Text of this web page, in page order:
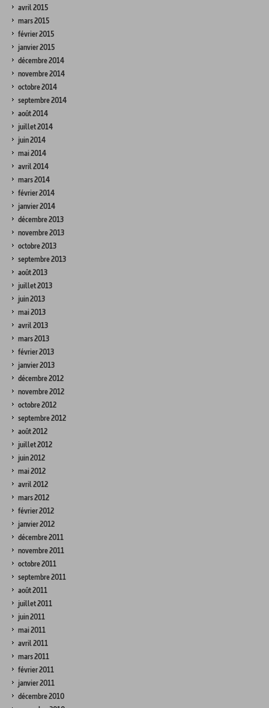
avril 2015
mars 2015
février 2015
janvier 2015
décembre 2014
novembre 2014
octobre 2014
septembre 2014
août 2014
juillet 2014
juin 2014
mai 2014
avril 2014
mars 2014
février 2014
janvier 2014
décembre 2013
novembre 2013
octobre 2013
septembre 2013
août 2013
juillet 2013
juin 2013
mai 2013
avril 2013
mars 2013
février 2013
janvier 2013
décembre 2012
novembre 2012
octobre 2012
septembre 2012
août 2012
juillet 2012
juin 2012
mai 2012
avril 2012
mars 2012
février 2012
janvier 2012
décembre 2011
novembre 2011
octobre 2011
septembre 2011
août 2011
juillet 2011
juin 2011
mai 2011
avril 2011
mars 2011
février 2011
janvier 2011
décembre 2010